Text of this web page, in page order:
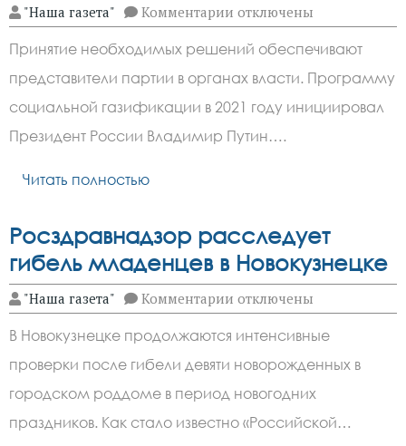
"Наша газета" Комментарии к
записи
«Единая
Россия»
расширяет
доступность
газификации
домовладений
на
Дону
отключены
Принятие необходимых решений обеспечивают
представители партии в органах власти. Программу
социальной газификации в 2021 году инициировал
Президент России Владимир Путин….
Читать полностью
Росздравнадзор расследует
гибель младенцев в Новокузнецке
"Наша газета" Комментарии к
записи
расследует
гибель
младенцев
в
Новокузнецке
отключены
В Новокузнецке продолжаются интенсивные
проверки после гибели девяти новорожденных в
городском роддоме в период новогодних
праздников. Как стало известно «Российской…